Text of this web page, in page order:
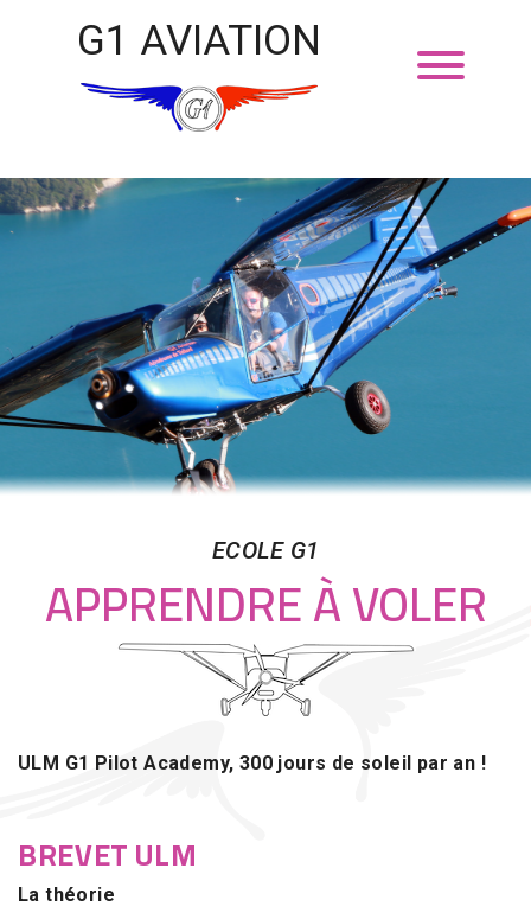
G1 AVIATION
ECOLE G1
APPRENDRE À VOLER
ULM G1 Pilot Academy, 300 jours de soleil par an !
BREVET ULM
La théorie